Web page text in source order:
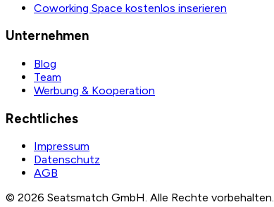
Coworking Space kostenlos inserieren
Unternehmen
Blog
Team
Werbung & Kooperation
Rechtliches
Impressum
Datenschutz
AGB
© 2026 Seatsmatch GmbH. Alle Rechte vorbehalten.